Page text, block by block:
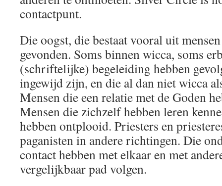
contactpunt.
Die oogst, die bestaat vooral uit
gevonden. Soms binnen wicca, soms
(schriftelijke) begeleiding hebben
ingewijd zijn, en die al dan niet wicca
Mensen die een relatie met de Goden
Mensen die zichzelf hebben leren
hebben ontplooid. Priesters en
paganisten in andere richtingen. Die
contact hebben met elkaar en met
vergelijkbaar pad volgen.